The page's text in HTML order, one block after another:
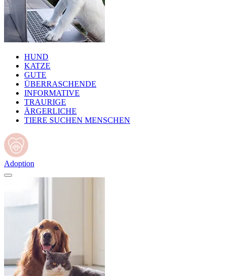
HUND
KATZE
GUTE
ÜBERRASCHENDE
INFORMATIVE
TRAURIGE
ÄRGERLICHE
TIERE SUCHEN MENSCHEN
Adoption